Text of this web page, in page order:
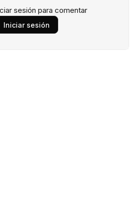
sesión para comentar
Iniciar sesión